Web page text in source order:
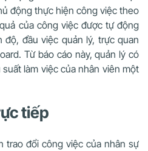
động thực hiện công việc theo
của công việc được tự động
đầu việc quản lý, trực quan
Từ báo cáo này, quản lý có
làm việc của nhân viên một
tiếp
trao đổi công việc của nhân sự